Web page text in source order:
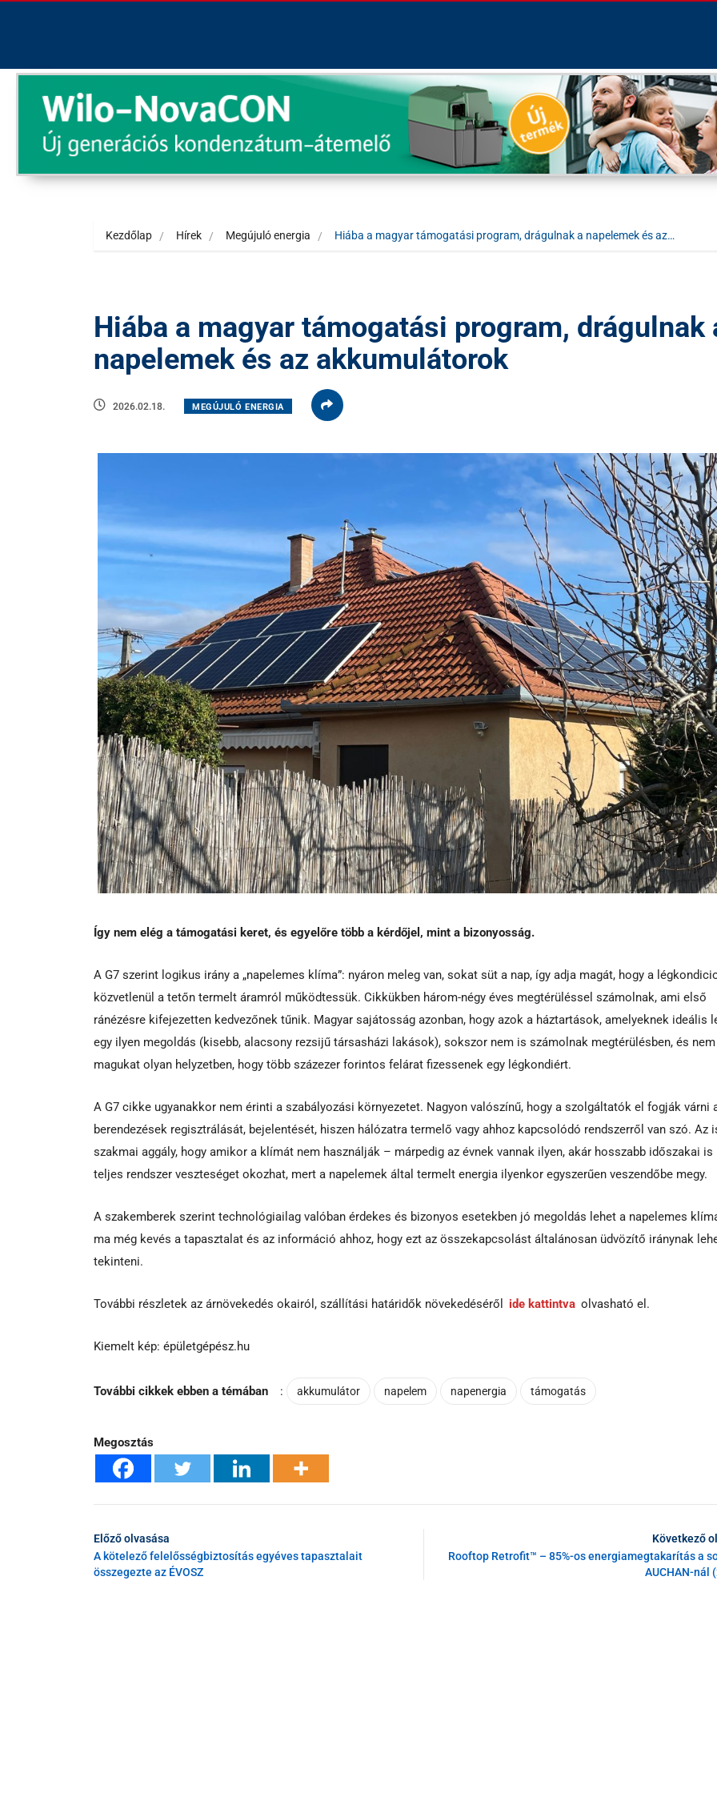
Kezdőlap Hírek Megújuló energia Hiába a magyar támogatási program, drágulnak a napelemek és az…
Hiába a magyar támogatási program, drágulnak
napelemek és az akkumulátorok
2026.02.18. MEGÚJULÓ ENERGIA
Így nem elég a támogatási keret, és egyelőre több a kérdőjel, mint a bizonyosság.
A G7 szerint logikus irány a „napelemes klíma”: nyáron meleg van, sokat süt a nap, így adja magát, hogy a
közvetlenül a tetőn termelt áramról működtessük. Cikkükben három-négy éves megtérüléssel számolnak, ami első
ránézésre kifejezetten kedvezőnek tűnik. Magyar sajátosság azonban, hogy azok a háztartások, amelyeknek ideális
egy ilyen megoldás (kisebb, alacsony rezsijű társasházi lakások), sokszor nem is számolnak megtérülésben, és
magukat olyan helyzetben, hogy több százezer forintos felárat fizessenek egy légkondiért.
A G7 cikke ugyanakkor nem érinti a szabályozási környezetet. Nagyon valószínű, hogy a szolgáltatók el fogják várni
berendezések regisztrálását, bejelentését, hiszen hálózatra termelő vagy ahhoz kapcsolódó rendszerről van szó. Az
szakmai aggály, hogy amikor a klímát nem használják – márpedig az évnek vannak ilyen, akár hosszabb időszakai is
teljes rendszer veszteséget okozhat, mert a napelemek által termelt energia ilyenkor egyszerűen veszendőbe megy.
A szakemberek szerint technológiailag valóban érdekes és bizonyos esetekben jó megoldás lehet a napelemes
ma még kevés a tapasztalat és az információ ahhoz, hogy ezt az összekapcsolást általánosan üdvözítő iránynak
tekinteni.
További részletek az árnövekedés okairól, szállítási határidők növekedéséről ide kattintva olvasható el.
Kiemelt kép: épületgépész.hu
További cikkek ebben a témában : akkumulátor napelem napenergia támogatás
Megosztás
Előző olvasása
A kötelező felelősségbiztosítás egyéves tapasztalait
összegezte az ÉVOSZ
Következő
Rooftop Retrofit™ – 85%-os energiamegtakarítás a
AUCHAN-nál